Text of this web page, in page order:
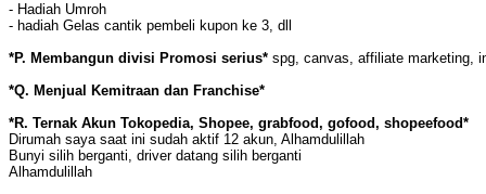
- Hadiah Umroh
- hadiah Gelas cantik pembeli kupon ke 3, dll
*P. Membangun divisi Promosi serius* spg, canvas, affiliate marketing,
*Q. Menjual Kemitraan dan Franchise*
*R. Ternak Akun Tokopedia, Shopee, grabfood, gofood, shopeefood*
Dirumah saya saat ini sudah aktif 12 akun, Alhamdulillah
Bunyi silih berganti, driver datang silih berganti
Alhamdulillah